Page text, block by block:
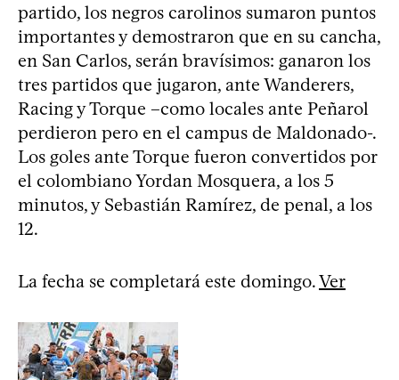
partido, los negros carolinos sumaron puntos
importantes y demostraron que en su cancha,
en San Carlos, serán bravísimos: ganaron los
tres partidos que jugaron, ante Wanderers,
Racing y Torque –como locales ante Peñarol
perdieron pero en el campus de Maldonado-.
Los goles ante Torque fueron convertidos por
el colombiano Yordan Mosquera, a los 5
minutos, y Sebastián Ramírez, de penal, a los
12.
La fecha se completará este domingo.Ver